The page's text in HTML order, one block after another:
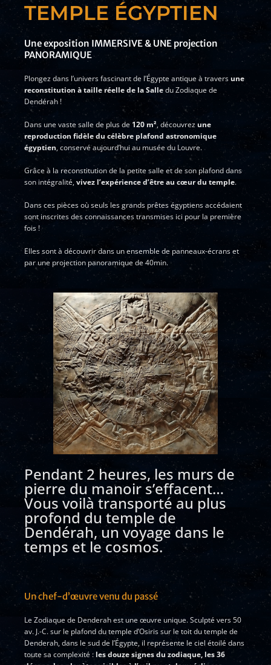
TEMPLE ÉGYPTIEN
Une exposition IMMERSIVE & UNE projection
PANORAMIQUE
Plongez dans l’univers fascinant de l’Égypte antique à travers une
reconstitution à taille réelle de la Salledu Zodiaque de
Dendérah !
Dans une vaste salle de plus de 120 m², découvrez une
reproduction fidèle du célèbre plafond astronomique
égyptien, conservé aujourd’hui au musée du Louvre.
Grâce à la reconstitution de la petite salle et de son plafond dans
son intégralité,vivez l’expérience d’être au cœur du temple.
Dans ces pièces où seuls les grands prêtes égyptiens accédaient
sont inscrites des connaissances transmises ici pour la première
fois !
Elles sont à découvrir dans un ensemble de panneaux-écrans et
par une projection panoramique de 40min.
Pendant 2 heures, les murs de
pierre du manoir s’effacent…
Vous voilà transporté au plus
profond du temple de
Dendérah, un voyage dans le
temps et le cosmos.
Un chef-d’œuvre venu du passé
Le Zodiaque de Denderah est une œuvre unique. Sculpté vers 50
av. J.-C. sur le plafond du temple d’Osiris sur le toit du temple de
Denderah, dans le sud de l’Égypte, il représente le ciel étoilé dans
toute sa complexité : les douze signes du zodiaque, les 36